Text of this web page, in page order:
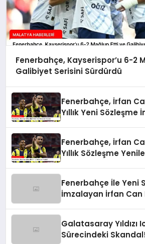
Fenerbahçe, Kayserispor’u 6-2
Galibiyet Serisini Sürdürdü
Fenerbahçe, İrfan
Yıllık Yeni Sözleşme
Fenerbahçe, İrfan
Yıllık Sözleşme
Fenerbahçe İle Yeni
İmzalayan İrfan Can
Galatasaray Yıldızı
Sürecindeki